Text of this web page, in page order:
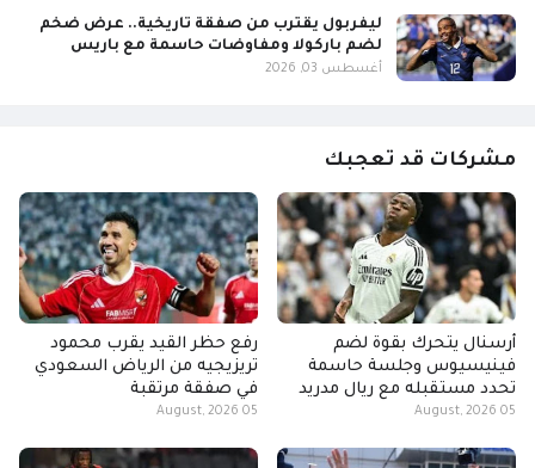
ليفربول يقترب من صفقة تاريخية.. عرض ضخم
لضم باركولا ومفاوضات حاسمة مع باريس
أغسطس 03, 2026
مشركات قد تعجبك
أرسنال يتحرك بقوة لضم
فينيسيوس وجلسة حاسمة
تحدد مستقبله مع ريال مدريد
05 August, 2026
رفع حظر القيد يقرب محمود
تريزيجيه من الرياض السعودي
في صفقة مرتقبة
05 August, 2026